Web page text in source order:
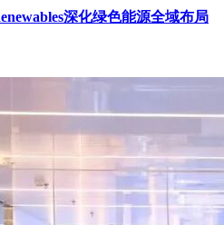
深化绿色能源全域布局